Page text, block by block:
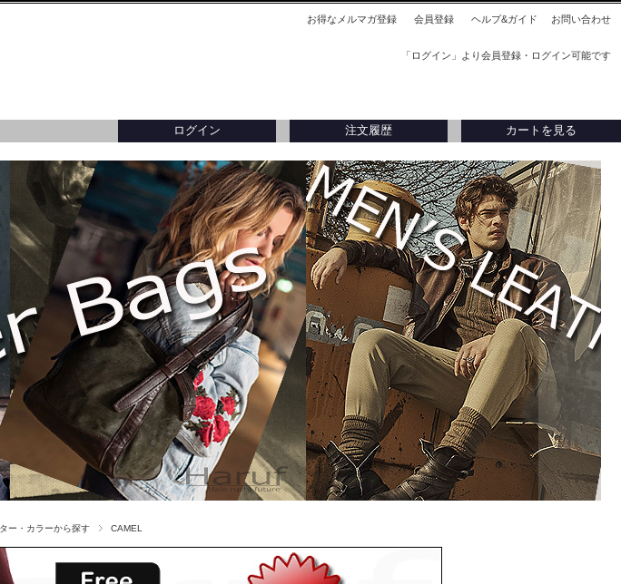
お得なメルマガ登録 会員登録 ヘルプ&ガイド お問い合わせ
「ログイン」より会員登録・ログイン可能です
セサリー イタリア製 アウトレット
ー全てを見る
クセサリー イタリア製 アウトレット
ター全てを見る
ーケース カードケース・名刺入れ
スポート・ブックカバー イタリア製
リー全てを見る
ログイン 注文履歴 カートを見る
ー・カラーから探す CAMEL